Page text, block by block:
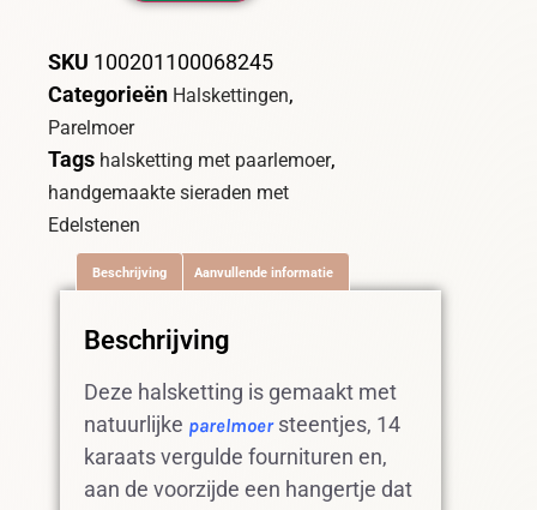
SKU 100201100068245
Categorieën Halskettingen,
Parelmoer
Tags halsketting met paarlemoer,
handgemaakte sieraden met
Edelstenen
Beschrijving Aanvullende informatie
Beschrijving
Deze halsketting is gemaakt met
natuurlijke parelmoersteentjes, 14
karaats vergulde fournituren en,
aan de voorzijde een hangertje dat